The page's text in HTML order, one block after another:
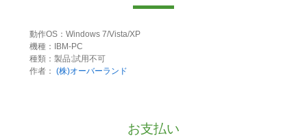
動作OS：Windows 7/Vista/XP
機種：IBM-PC
種類：製品:試用不可
作者： (株)オーバーランド
お支払い